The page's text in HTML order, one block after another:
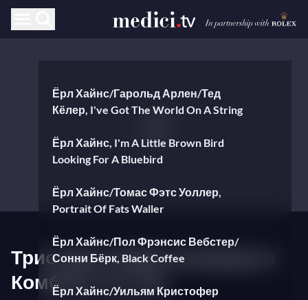
Ёрл Хайнс/Гарольд Арлен/Тед
Кёлер, I've Got The World On A String
Ёрл Хайнс, I'm A Little Brown Bird
Looking For A Bluebird
Ёрл Хайнс/Томас Фэтс Уоллер,
Portrait Of Fats Waller
Ёрл Хайнс/Пол Фрэнсис Вебстер/
Сонни Бёрк, Black Coffee
Ёрл Хайнс/Уильям Кристофер
Трио Эрла Хайнса вживую в
Комблен-ла-Тур